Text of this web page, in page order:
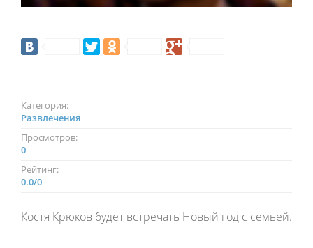
Категория:
Развлечения
Просмотров:
0
Рейтинг:
0.0/0
Костя Крюков будет встречать Новый год с семьей.